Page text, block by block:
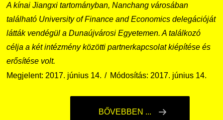
A kínai Jiangxi tartományban, Nanchang városában
található University of Finance and Economics delegációját
látták vendégül a Dunaújvárosi Egyetemen. A találkozó
célja a két intézmény közötti partnerkapcsolat kiépítése és
erősítése volt.
Megjelent: 2017. június 14.
Módosítás: 2017. június 14.
BŐVEBBEN ...